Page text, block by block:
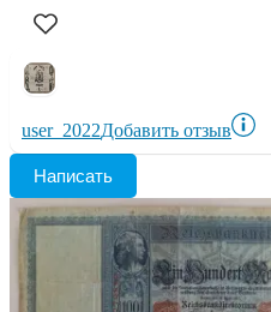
user_2022Добавить отзыв
Написать